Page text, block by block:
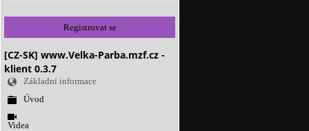
Registrovat se
[CZ-SK] www.Velka-Parba.mzf.cz -
klient 0.3.7
Základní informace
Úvod
Videa